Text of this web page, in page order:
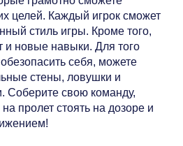
целей. Каждый игрок сможет
стиль игры. Кроме того,
и новые навыки. Для того
себя, можете
стены, ловушки и
Соберите свою команду,
пролет стоять на дозоре и